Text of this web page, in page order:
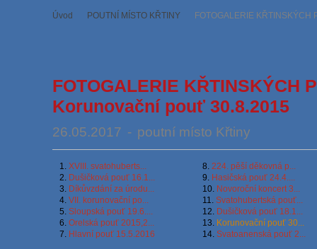
Úvod POUTNÍ MÍSTO KŘTINY FOTOGALERIE
FOTOGALERIE KŘTINSKÝCH
Korunovační pouť 30.8.2015
26.05.2017 - poutní místo Křtiny
1. XVIII. svatohuberts...
2. Dušičková pouť 16.1...
3. Díkůvzdání za úrodu...
4. VII. korunovační po...
5. Sloupská pouť 19.6....
6. Orelská pouť 2015,2...
7. Hlavní pouť 15.5.2016
8. 224. pěší děkovná p...
9. Hasičská pouť 24.4....
10. Novoroční koncert 3...
11.Svatohubertská pouť...
12. Dušičková pouť 18.1...
13. Korunovační pouť 30...
14.Svatoanenská pouť 2...